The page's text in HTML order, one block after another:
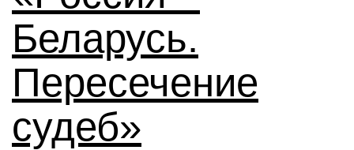
Беларусь.
Пересечение
судеб»